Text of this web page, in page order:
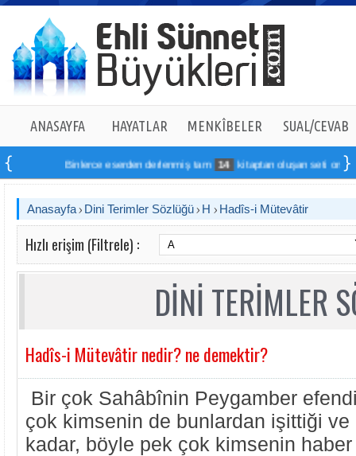
ANASAYFA HAYATLAR MENKÎBELER SUAL/CEVAB
Binlerce eserden derlenmiş tam 14 kitaptan oluşan seti online
Anasayfa Dini Terimler Sözlüğü H Hadîs-i Mütevâtir
Hızlı erişim (Filtrele) :
DİNİ TERİMLER
Hadîs-i Mütevâtir nedir? ne demektir?
Bir çok Sahâbînin Peygamber
çok kimsenin de bunlardan işittiği ve
kadar, böyle pek çok kimsenin